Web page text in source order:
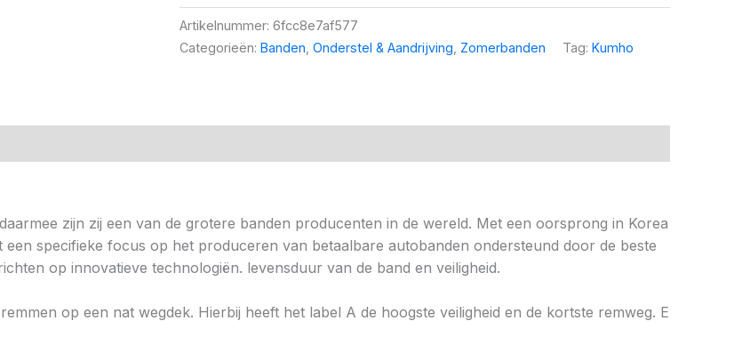
Artikelnummer: 6fcc8e7af577
Categorieën: Banden Onderstel & Aandrijving Zomerbanden Tag: Kumho
zijn zij een van de grotere banden producenten in de wereld. Met een oorsprong in Korea
specifieke focus op het produceren van betaalbare autobanden ondersteund door de beste
op innovatieve technologiën. levensduur van de band en veiligheid.
op een nat wegdek. Hierbij heeft het label A de hoogste veiligheid en de kortste remweg. E